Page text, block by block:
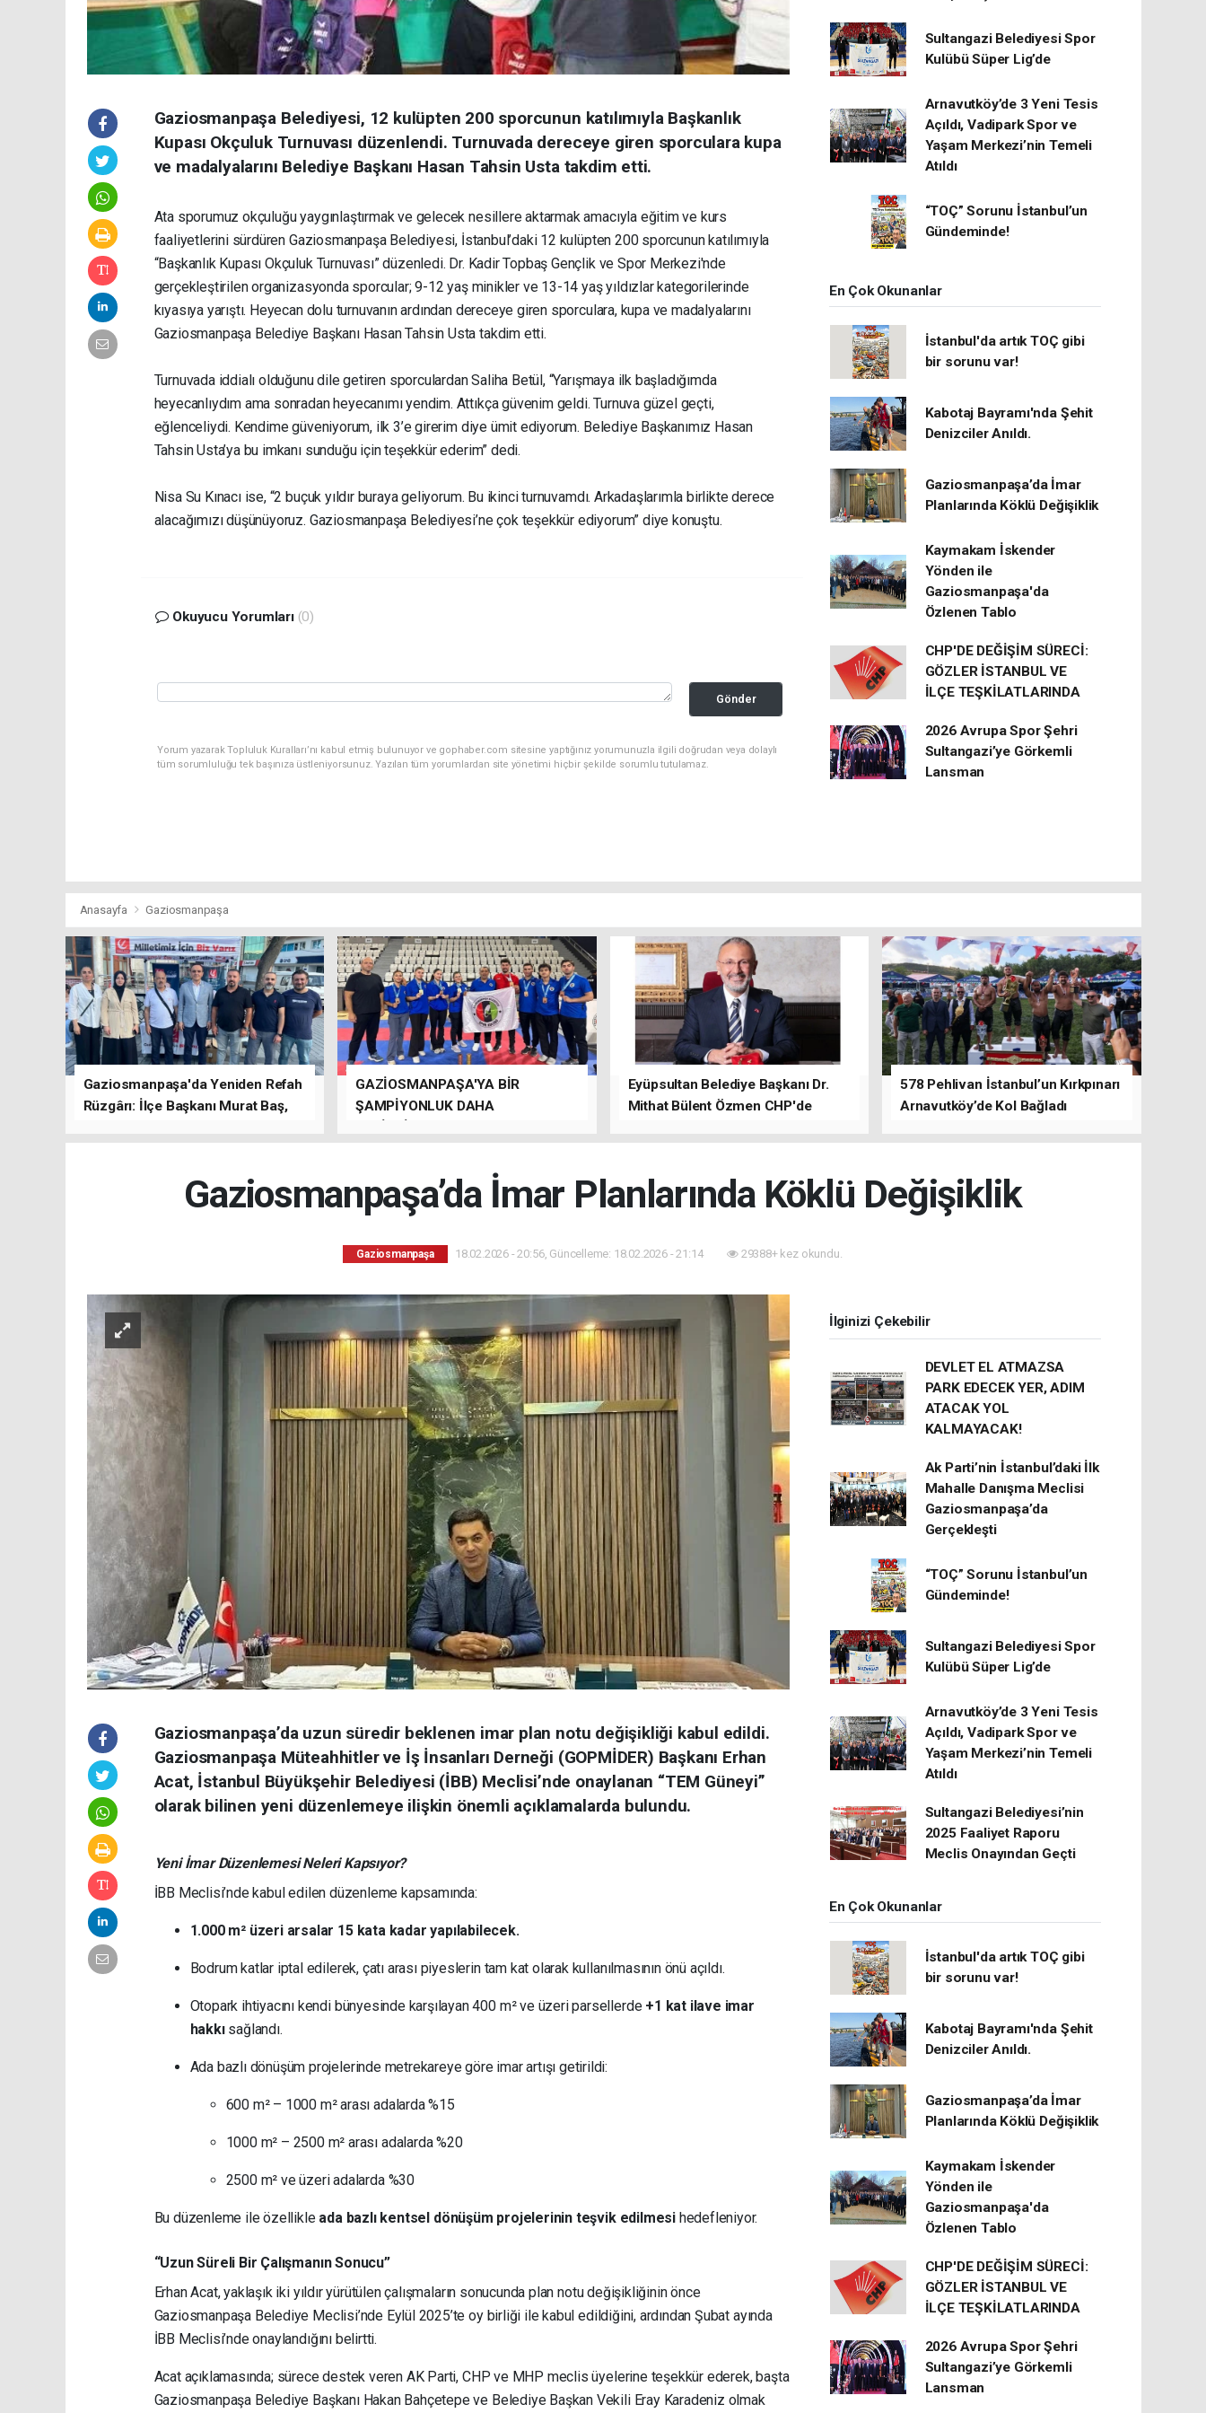
Gaziosmanpaşa Belediyesi, 12 kulüpten 200 sporcunun katılımıyla Başkanlık
Kupası Okçuluk Turnuvası düzenlendi. Turnuvada dereceye giren sporculara kupa
ve madalyalarını Belediye Başkanı Hasan Tahsin Usta takdim etti.
Ata sporumuz okçuluğu yaygınlaştırmak ve gelecek nesillere aktarmak amacıyla eğitim ve kurs
faaliyetlerini sürdüren Gaziosmanpaşa Belediyesi, İstanbul’daki 12 kulüpten 200 sporcunun katılımıyla
“Başkanlık Kupası Okçuluk Turnuvası” düzenledi. Dr. Kadir Topbaş Gençlik ve Spor Merkezi'nde
gerçekleştirilen organizasyonda sporcular; 9-12 yaş minikler ve 13-14 yaş yıldızlar kategorilerinde
kıyasıya yarıştı. Heyecan dolu turnuvanın ardından dereceye giren sporculara, kupa ve madalyalarını
Gaziosmanpaşa Belediye Başkanı Hasan Tahsin Usta takdim etti.
Turnuvada iddialı olduğunu dile getiren sporculardan Saliha Betül, “Yarışmaya ilk başladığımda
heyecanlıydım ama sonradan heyecanımı yendim. Attıkça güvenim geldi. Turnuva güzel geçti,
eğlenceliydi. Kendime güveniyorum, ilk 3’e girerim diye ümit ediyorum. Belediye Başkanımız Hasan
Tahsin Usta’ya bu imkanı sunduğu için teşekkür ederim” dedi.
Nisa Su Kınacı ise, “2 buçuk yıldır buraya geliyorum. Bu ikinci turnuvamdı. Arkadaşlarımla birlikte derece
alacağımızı düşünüyoruz. Gaziosmanpaşa Belediyesi’ne çok teşekkür ediyorum” diye konuştu.
Okuyucu Yorumları (0)
Gönder
Yorum yazarak Topluluk Kuralları’nı kabul etmiş bulunuyor ve gophaber.com sitesine yaptığınız yorumunuzla ilgili doğrudan veya dolaylı
tüm sorumluluğu tek başınıza üstleniyorsunuz. Yazılan tüm yorumlardan site yönetimi hiçbir şekilde sorumlu tutulamaz.
Sultangazi Belediyesi Spor
Kulübü Süper Lig’de
Arnavutköy’de 3 Yeni Tesis
Açıldı, Vadipark Spor ve
Yaşam Merkezi’nin Temeli
Atıldı
“TOÇ” Sorunu İstanbul’un
Gündeminde!
En Çok Okunanlar
İstanbul'da artık TOÇ gibi
bir sorunu var!
Kabotaj Bayramı'nda Şehit
Denizciler Anıldı.
Gaziosmanpaşa’da İmar
Planlarında Köklü Değişiklik
Kaymakam İskender
Yönden ile
Gaziosmanpaşa'da
Özlenen Tablo
CHP'DE DEĞİŞİM SÜRECİ:
GÖZLER İSTANBUL VE
İLÇE TEŞKİLATLARINDA
2026 Avrupa Spor Şehri
Sultangazi’ye Görkemli
Lansman
Anasayfa Gaziosmanpaşa
Gaziosmanpaşa'da Yeniden Refah
Rüzgârı: İlçe Başkanı Murat Baş,
GAZİOSMANPAŞA'YA BİR
ŞAMPİYONLUK DAHA
Eyüpsultan Belediye Başkanı Dr.
Mithat Bülent Özmen CHP'de
578 Pehlivan İstanbul’un Kırkpınarı
Arnavutköy’de Kol Bağladı
Gaziosmanpaşa’da İmar Planlarında Köklü Değişiklik
Gaziosmanpaşa 18.02.2026 - 20:56, Güncelleme: 18.02.2026 - 21:14 29388+ kez okundu.
Gaziosmanpaşa’da uzun süredir beklenen imar plan notu değişikliği kabul edildi.
Gaziosmanpaşa Müteahhitler ve İş İnsanları Derneği (GOPMİDER) Başkanı Erhan
Acat, İstanbul Büyükşehir Belediyesi (İBB) Meclisi’nde onaylanan “TEM Güneyi”
olarak bilinen yeni düzenlemeye ilişkin önemli açıklamalarda bulundu.
Yeni İmar Düzenlemesi Neleri Kapsıyor?
İBB Meclisi’nde kabul edilen düzenleme kapsamında:
1.000 m² üzeri arsalar 15 kata kadar yapılabilecek.
Bodrum katlar iptal edilerek, çatı arası piyeslerin tam kat olarak kullanılmasının önü açıldı.
Otopark ihtiyacını kendi bünyesinde karşılayan 400 m² ve üzeri parsellerde +1 kat ilave imar
hakkısağlandı.
Ada bazlı dönüşüm projelerinde metrekareye göre imar artışı getirildi:
600 m² – 1000 m² arası adalarda %15
1000 m² – 2500 m² arası adalarda %20
2500 m² ve üzeri adalarda %30
Bu düzenleme ile özellikle ada bazlı kentsel dönüşüm projelerinin teşvik edilmesihedefleniyor.
“Uzun Süreli Bir Çalışmanın Sonucu”
Erhan Acat, yaklaşık iki yıldır yürütülen çalışmaların sonucunda plan notu değişikliğinin önce
Gaziosmanpaşa Belediye Meclisi’nde Eylül 2025’te oy birliği ile kabul edildiğini, ardından Şubat ayında
İBB Meclisi’nde onaylandığını belirtti.
Acat açıklamasında; sürece destek veren AK Parti, CHP ve MHP meclis üyelerine teşekkür ederek, başta
Gaziosmanpaşa Belediye Başkanı Hakan Bahçetepe ve Belediye Başkan Vekili Eray Karadeniz olmak
İlginizi Çekebilir
DEVLET EL ATMAZSA
PARK EDECEK YER, ADIM
ATACAK YOL
KALMAYACAK!
Ak Parti’nin İstanbul’daki İlk
Mahalle Danışma Meclisi
Gaziosmanpaşa’da
Gerçekleşti
“TOÇ” Sorunu İstanbul’un
Gündeminde!
Sultangazi Belediyesi Spor
Kulübü Süper Lig’de
Arnavutköy’de 3 Yeni Tesis
Açıldı, Vadipark Spor ve
Yaşam Merkezi’nin Temeli
Atıldı
Sultangazi Belediyesi’nin
2025 Faaliyet Raporu
Meclis Onayından Geçti
En Çok Okunanlar
İstanbul'da artık TOÇ gibi
bir sorunu var!
Kabotaj Bayramı'nda Şehit
Denizciler Anıldı.
Gaziosmanpaşa’da İmar
Planlarında Köklü Değişiklik
Kaymakam İskender
Yönden ile
Gaziosmanpaşa'da
Özlenen Tablo
CHP'DE DEĞİŞİM SÜRECİ:
GÖZLER İSTANBUL VE
İLÇE TEŞKİLATLARINDA
2026 Avrupa Spor Şehri
Sultangazi’ye Görkemli
Lansman